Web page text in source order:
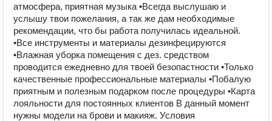
атмосфера, приятная музыка •Всегда выслушаю и
услышу твои пожелания, а так же дам необходимые
рекомендации, что бы работа получилась идеальной.
•Все инструменты и материалы дезинфецируются
•Влажная уборка помещения с дез. средством
проводится ежедневно для твоей безопастности •Только
качественные профессиональные материалы •Побалую
приятным и полезным подарком после процедуры •Карта
лояльности для постоянных клиентов В данный момент
нужны модели на брови и макияж. Условия